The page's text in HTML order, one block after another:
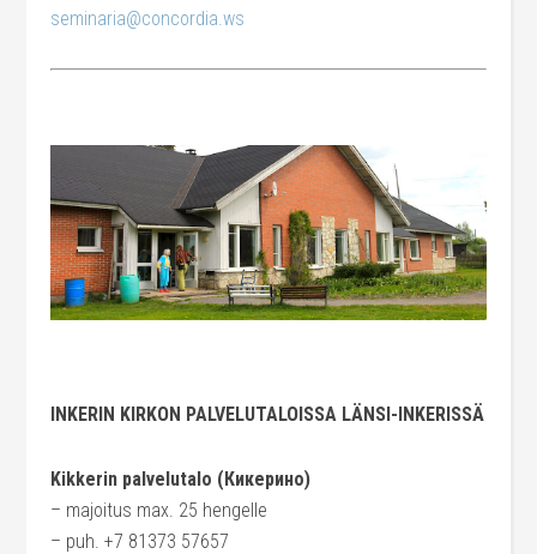
seminaria@concordia.ws
INKERIN KIRKON PALVELUTALOISSA LÄNSI-INKERISSÄ
Kikkerin palvelutalo (Кикерино)
– majoitus max. 25 hengelle
– puh. +7 81373 57657